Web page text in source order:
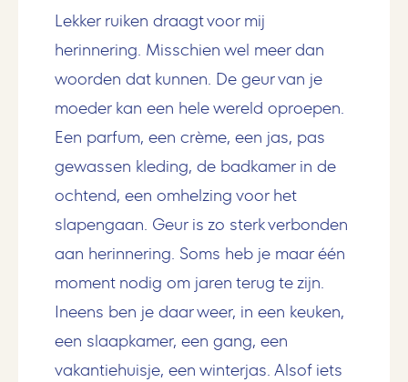
Lekker ruiken draagt voor mij
herinnering. Misschien wel meer dan
woorden dat kunnen. De geur van je
moeder kan een hele wereld oproepen.
Een parfum, een crème, een jas, pas
gewassen kleding, de badkamer in de
ochtend, een omhelzing voor het
slapengaan. Geur is zo sterk verbonden
aan herinnering. Soms heb je maar één
moment nodig om jaren terug te zijn.
Ineens ben je daar weer, in een keuken,
een slaapkamer, een gang, een
vakantiehuisje, een winterjas. Alsof iets